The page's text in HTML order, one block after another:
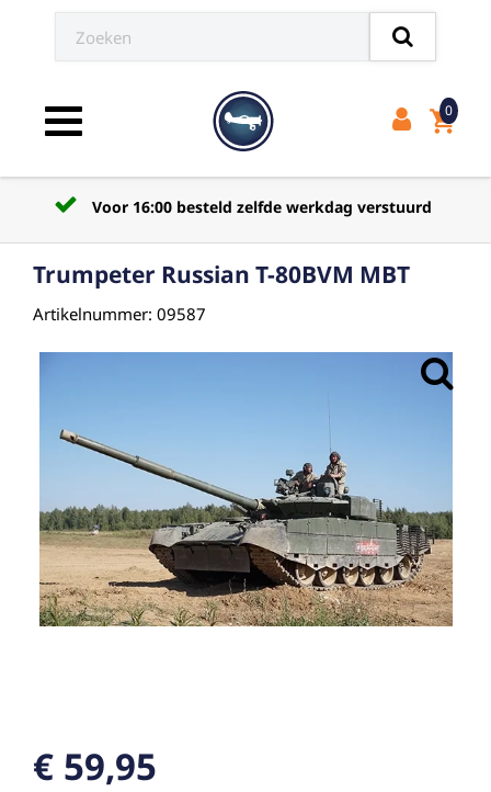
Toggle navigation shopping_cart
0
Voor 16:00 besteld zelfde werkdag verstuurd
Trumpeter Russian T-80BVM MBT
Artikelnummer: 09587
€ 59,95